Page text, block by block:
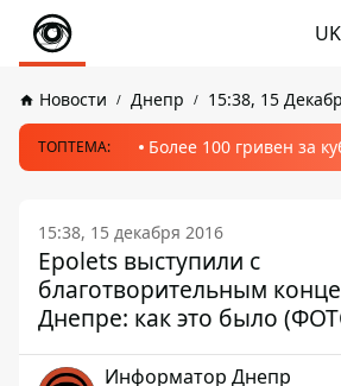
UK
Новости Днепр 15:38, 15
ТОПТЕМА: Более 100 гривен за
15:38, 15 декабря 2016
Epolets выступили с
благотворительным
Днепре: как это было
Информатор Днепр